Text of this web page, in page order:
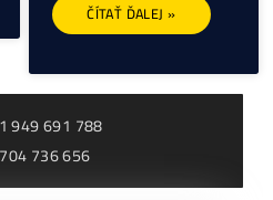
od výrobce Bitmain s
výkonem 2